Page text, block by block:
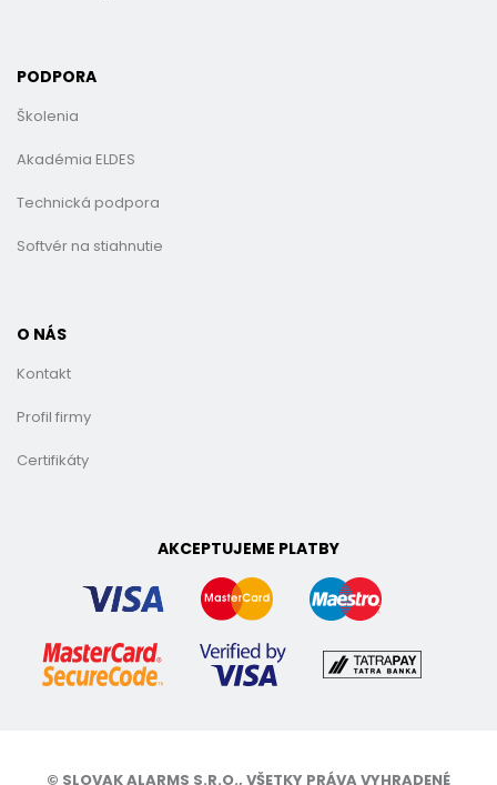
PODPORA
Školenia
Akadémia ELDES
Technická podpora
Softvér na stiahnutie
O NÁS
Kontakt
Profil firmy
Certifikáty
AKCEPTUJEME PLATBY
© SLOVAK ALARMS S.R.O., VŠETKY PRÁVA VYHRADENÉ